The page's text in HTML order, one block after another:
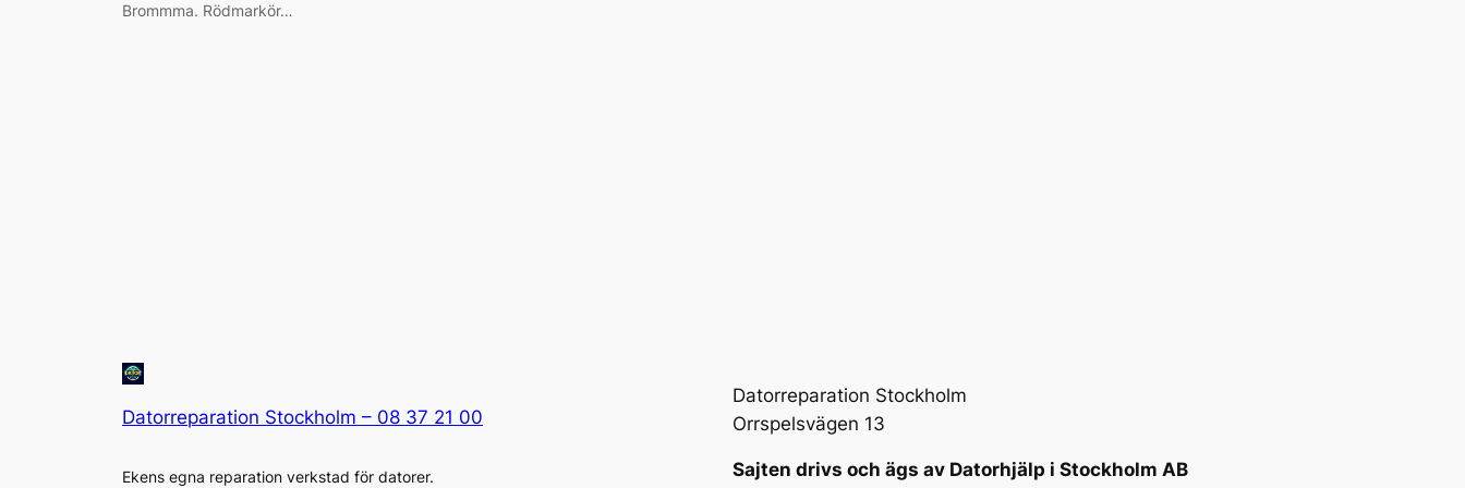
Brommma. Rödmarkör…
Datorreparation Stockholm – 08 37 21 00
Ekens egna reparation verkstad för datorer.
Datorreparation Stockholm
Orrspelsvägen 13
Sajten drivs och ägs av Datorhjälp i Stockholm AB